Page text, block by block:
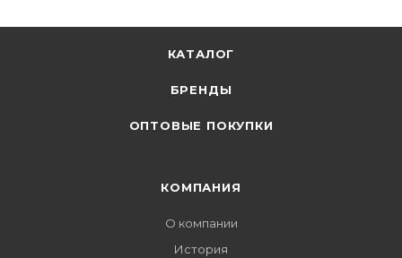
КАТАЛОГ
БРЕНДЫ
ОПТОВЫЕ ПОКУПКИ
КОМПАНИЯ
О компании
История